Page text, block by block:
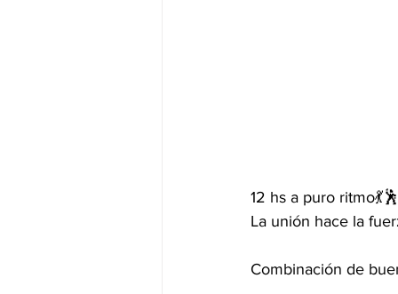
12 hs a puro
La unión hace la
Combinación de